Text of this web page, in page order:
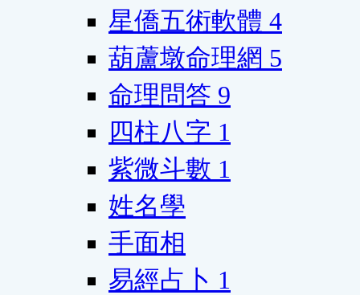
星僑五術軟體 4
葫蘆墩命理網 5
命理問答 9
四柱八字 1
紫微斗數 1
姓名學
手面相
易經占卜 1